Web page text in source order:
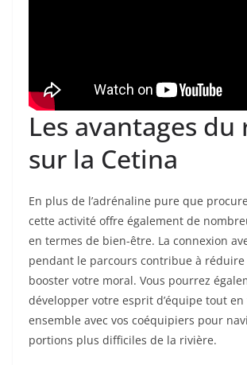
Les avantages
sur la Cetina
En plus de l’adrénaline pure que
cette activité offre également de
en termes de bien-être. La connexion
pendant le parcours contribue à réduire
booster votre moral. Vous pourrez
développer votre esprit d’équipe tout
ensemble avec vos coéquipiers pour
portions plus difficiles de la rivière.